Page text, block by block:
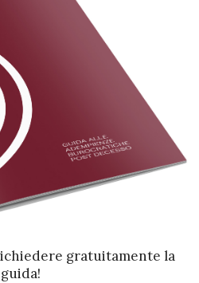
gratuitamente la
guida!